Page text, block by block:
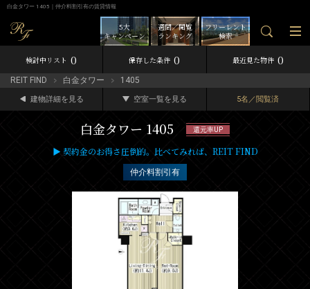
白金タワー 1405｜仲介料割引有の賃貸情報
フリーレント
検索
週間／閲覧
ランキング
5大
キャンペーン
検討中リスト 0 保存した条件 0 最近見た物件 0
REIT FIND 白金タワー 1405
建物詳細を見る 空室一覧を見る 5名／閲覧済
白金タワー 1405 還元率UP
▶ 契約金のお得さ圧倒的。比べてみれば、REIT FIND
仲介料割引有